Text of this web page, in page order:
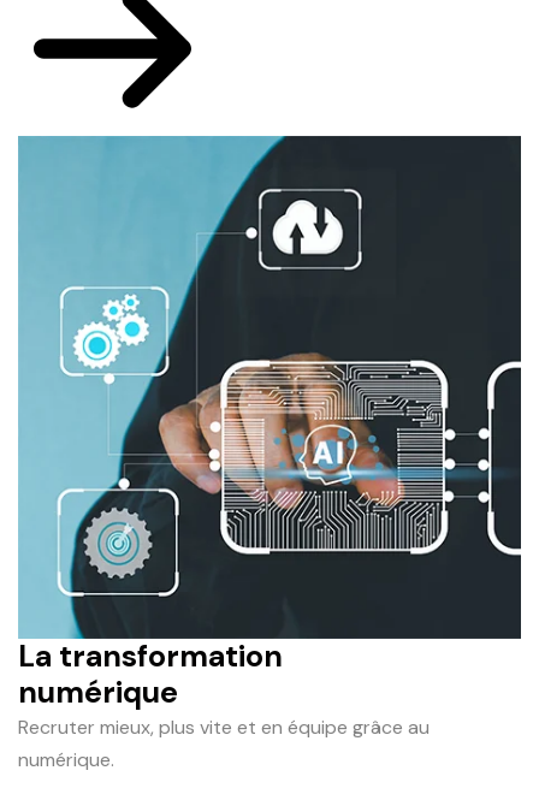
La transformation
numérique
Recruter mieux, plus vite et en équipe grâce au
numérique.